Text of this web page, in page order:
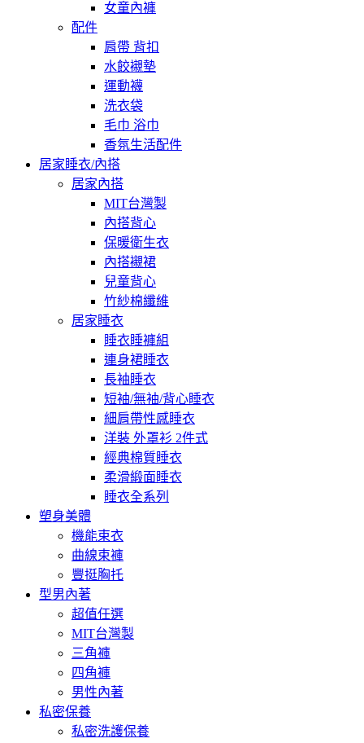
女童內褲
配件
肩帶 背扣
水餃襯墊
運動襪
洗衣袋
毛巾 浴巾
香氛生活配件
居家睡衣/內搭
居家內搭
MIT台灣製
內搭背心
保暖衛生衣
內搭襯裙
兒童背心
竹紗棉纖維
居家睡衣
睡衣睡褲組
連身裙睡衣
長袖睡衣
短袖/無袖/背心睡衣
細肩帶性感睡衣
洋裝 外罩衫 2件式
經典棉質睡衣
柔滑緞面睡衣
睡衣全系列
塑身美體
機能束衣
曲線束褲
豐挺胸托
型男內著
超值任選
MIT台灣製
三角褲
四角褲
男性內著
私密保養
私密洗護保養